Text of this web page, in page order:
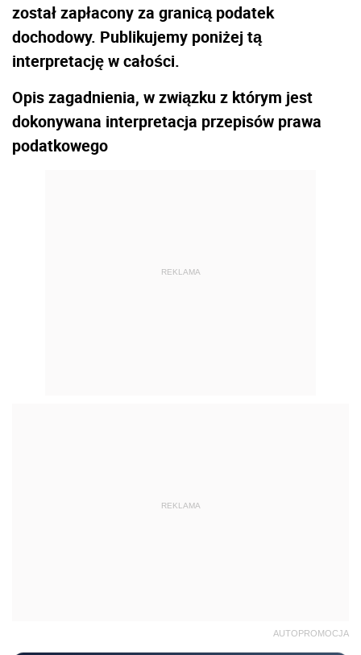
został zapłacony za granicą podatek
dochodowy. Publikujemy poniżej tą
interpretację w całości.
Opis zagadnienia, w związku z którym jest
dokonywana interpretacja przepisów prawa
podatkowego
REKLAMA
REKLAMA
AUTOPROMOCJA